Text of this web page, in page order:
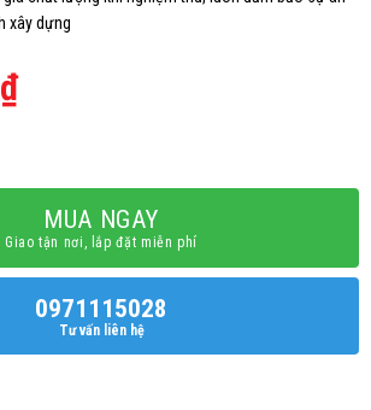
xây dựng
₫
40x40x160mm số lượng
MUA NGAY
Giao tận nơi, lắp đặt miễn phí
0971115028
Tư vấn liên hệ